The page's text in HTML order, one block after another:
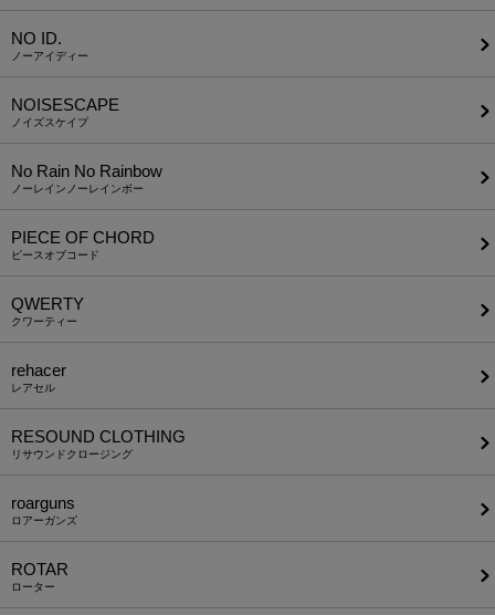
NO ID.
ノーアイディー
NOISESCAPE
ノイズスケイプ
No Rain No Rainbow
ノーレインノーレインボー
PIECE OF CHORD
ピースオブコード
QWERTY
クワーティー
rehacer
レアセル
RESOUND CLOTHING
リサウンドクロージング
roarguns
ロアーガンズ
ROTAR
ローター